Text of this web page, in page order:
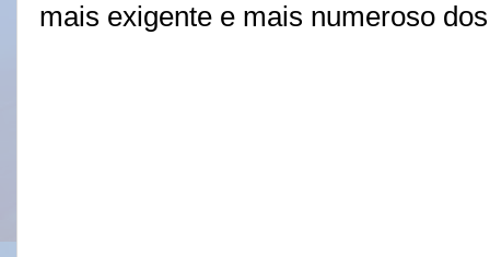
mais exigente e mais numeroso